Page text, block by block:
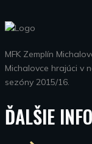
MFK Zemplín
Michalovce hrajúci v
sezóny 2015/16.
ĎALŠIE